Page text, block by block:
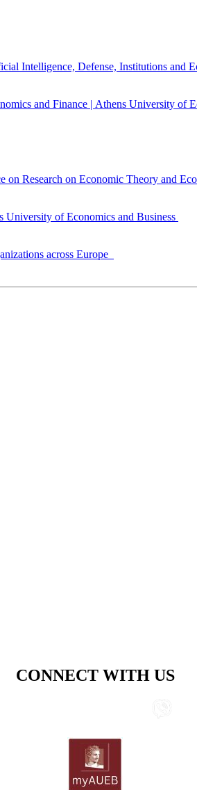
Intelligence, Defense, Institutions and
and Finance | Athens University of
Research on Economic Theory and
University of Economics and Business
across Europe
CONNECT WITH US